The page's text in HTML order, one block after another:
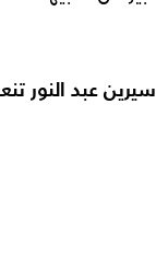
سيرين عبد النور